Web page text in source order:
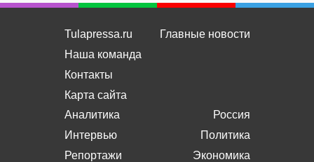
Tulapressa.ru
Наша команда
Контакты
Карта сайта
Главные новости
Аналитика
Интервью
Репортажи
Россия
Политика
Экономика